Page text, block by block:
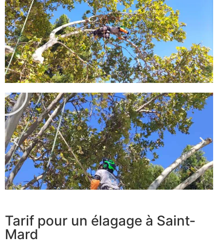
Tarif pour un élagage à Saint-
Mard